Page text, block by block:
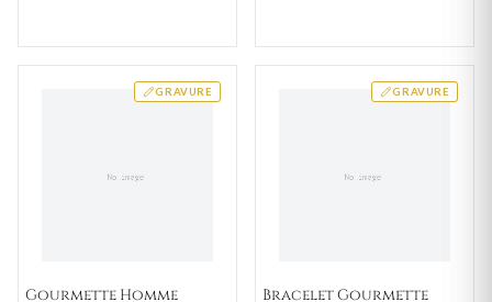
GRAVURE
Gourmette Homme
GRAVURE
Bracelet Gourmette